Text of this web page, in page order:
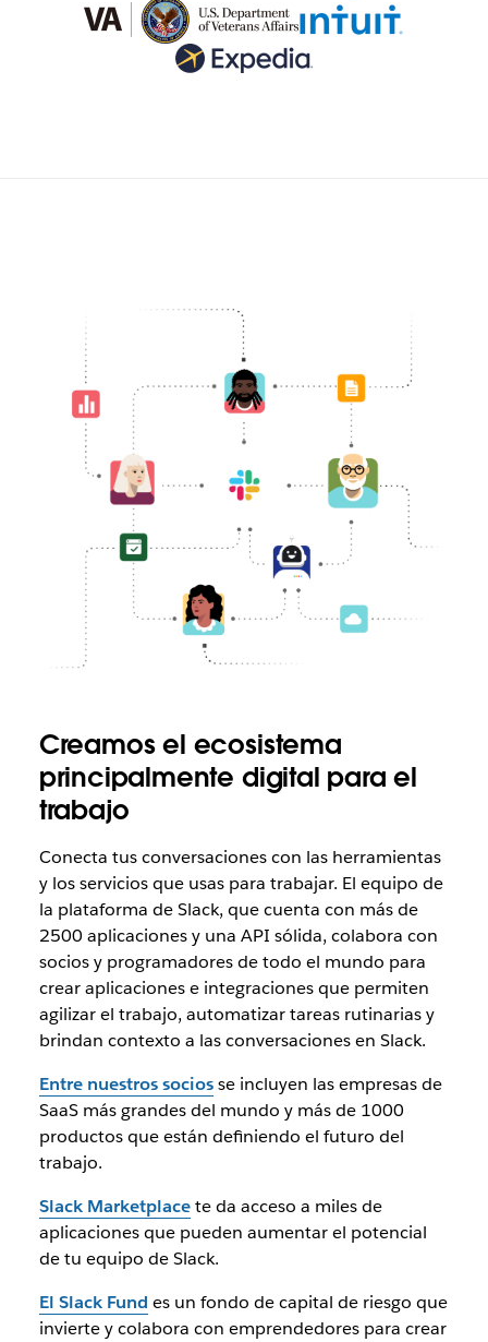
Creamos el ecosistema
principalmente digital para el
trabajo
Conecta tus conversaciones con las herramientas
y los servicios que usas para trabajar. El equipo de
la plataforma de Slack, que cuenta con más de
2500 aplicaciones y una API sólida, colabora con
socios y programadores de todo el mundo para
crear aplicaciones e integraciones que permiten
agilizar el trabajo, automatizar tareas rutinarias y
brindan contexto a las conversaciones en Slack.
Entre nuestros sociosse incluyen las empresas de
SaaS más grandes del mundo y más de 1000
productos que están definiendo el futuro del
trabajo.
Slack Marketplacete da acceso a miles de
aplicaciones que pueden aumentar el potencial
de tu equipo de Slack.
El Slack Fund es un fondo de capital de riesgo que
invierte y colabora con emprendedores para crear